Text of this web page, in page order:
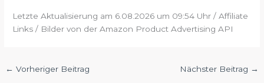
Letzte Aktualisierung am 6.08.2026 um 09:54 Uhr / Affiliate
Links / Bilder von der Amazon Product Advertising API
← Vorheriger Beitrag Nächster Beitrag →